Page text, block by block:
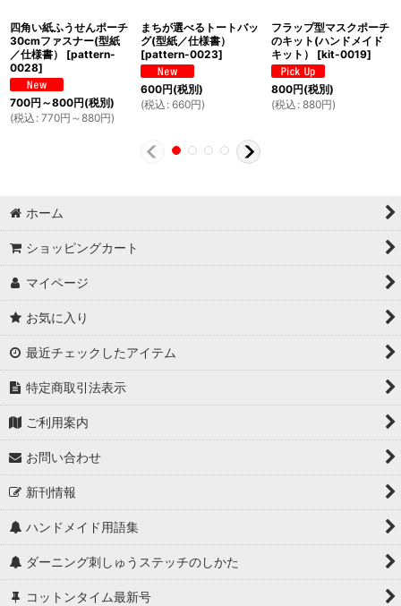
四角い紙ふうせんポーチ
30cmファスナー(型紙
／仕様書）
[pattern-
0028]
700円 ～800円(税別)
(税込 : 770円 ～880円)
まちが選べるトートバッ
グ(型紙／仕様書）
[pattern-0023]
600円(税別)
(税込 : 660円)
フラップ型マスクポーチ
のキット(ハンドメイド
キット）
[kit-0019]
800円(税別)
(税込 : 880円)
ホーム
ショッピングカート
マイページ
お気に入り
最近チェックしたアイテム
特定商取引法表示
ご利用案内
お問い合わせ
新刊情報
ハンドメイド用語集
ダーニング刺しゅうステッチのしかた
コットンタイム最新号